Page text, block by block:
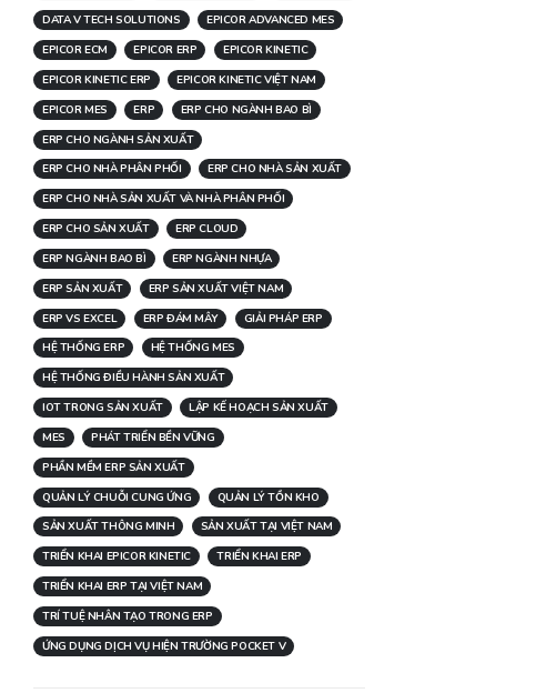
DATA V TECH SOLUTIONS
EPICOR ADVANCED MES
EPICOR ECM
EPICOR ERP
EPICOR KINETIC
EPICOR KINETIC ERP
EPICOR KINETIC VIỆT NAM
EPICOR MES
ERP
ERP CHO NGÀNH BAO BÌ
ERP CHO NGÀNH SẢN XUẤT
ERP CHO NHÀ PHÂN PHỐI
ERP CHO NHÀ SẢN XUẤT
ERP CHO NHÀ SẢN XUẤT VÀ NHÀ PHÂN PHỐI
ERP CHO SẢN XUẤT
ERP CLOUD
ERP NGÀNH BAO BÌ
ERP NGÀNH NHỰA
ERP SẢN XUẤT
ERP SẢN XUẤT VIỆT NAM
ERP VS EXCEL
ERP ĐÁM MÂY
GIẢI PHÁP ERP
HỆ THỐNG ERP
HỆ THỐNG MES
HỆ THỐNG ĐIỀU HÀNH SẢN XUẤT
IOT TRONG SẢN XUẤT
LẬP KẾ HOẠCH SẢN XUẤT
MES
PHÁT TRIỂN BỀN VỮNG
PHẦN MỀM ERP SẢN XUẤT
QUẢN LÝ CHUỖI CUNG ỨNG
QUẢN LÝ TỒN KHO
SẢN XUẤT THÔNG MINH
SẢN XUẤT TẠI VIỆT NAM
TRIỂN KHAI EPICOR KINETIC
TRIỂN KHAI ERP
TRIỂN KHAI ERP TẠI VIỆT NAM
TRÍ TUỆ NHÂN TẠO TRONG ERP
ỨNG DỤNG DỊCH VỤ HIỆN TRƯỜNG POCKET V